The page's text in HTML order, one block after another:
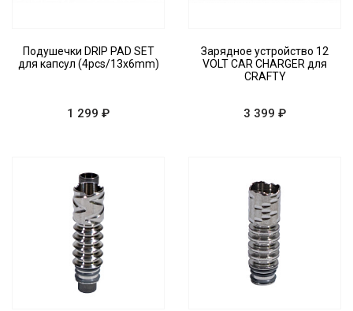
Подушечки DRIP PAD SET
для капсул (4pcs/13x6mm)
1 299 ₽
Зарядное устройство 12
VOLT CAR CHARGER для
CRAFTY
3 399 ₽